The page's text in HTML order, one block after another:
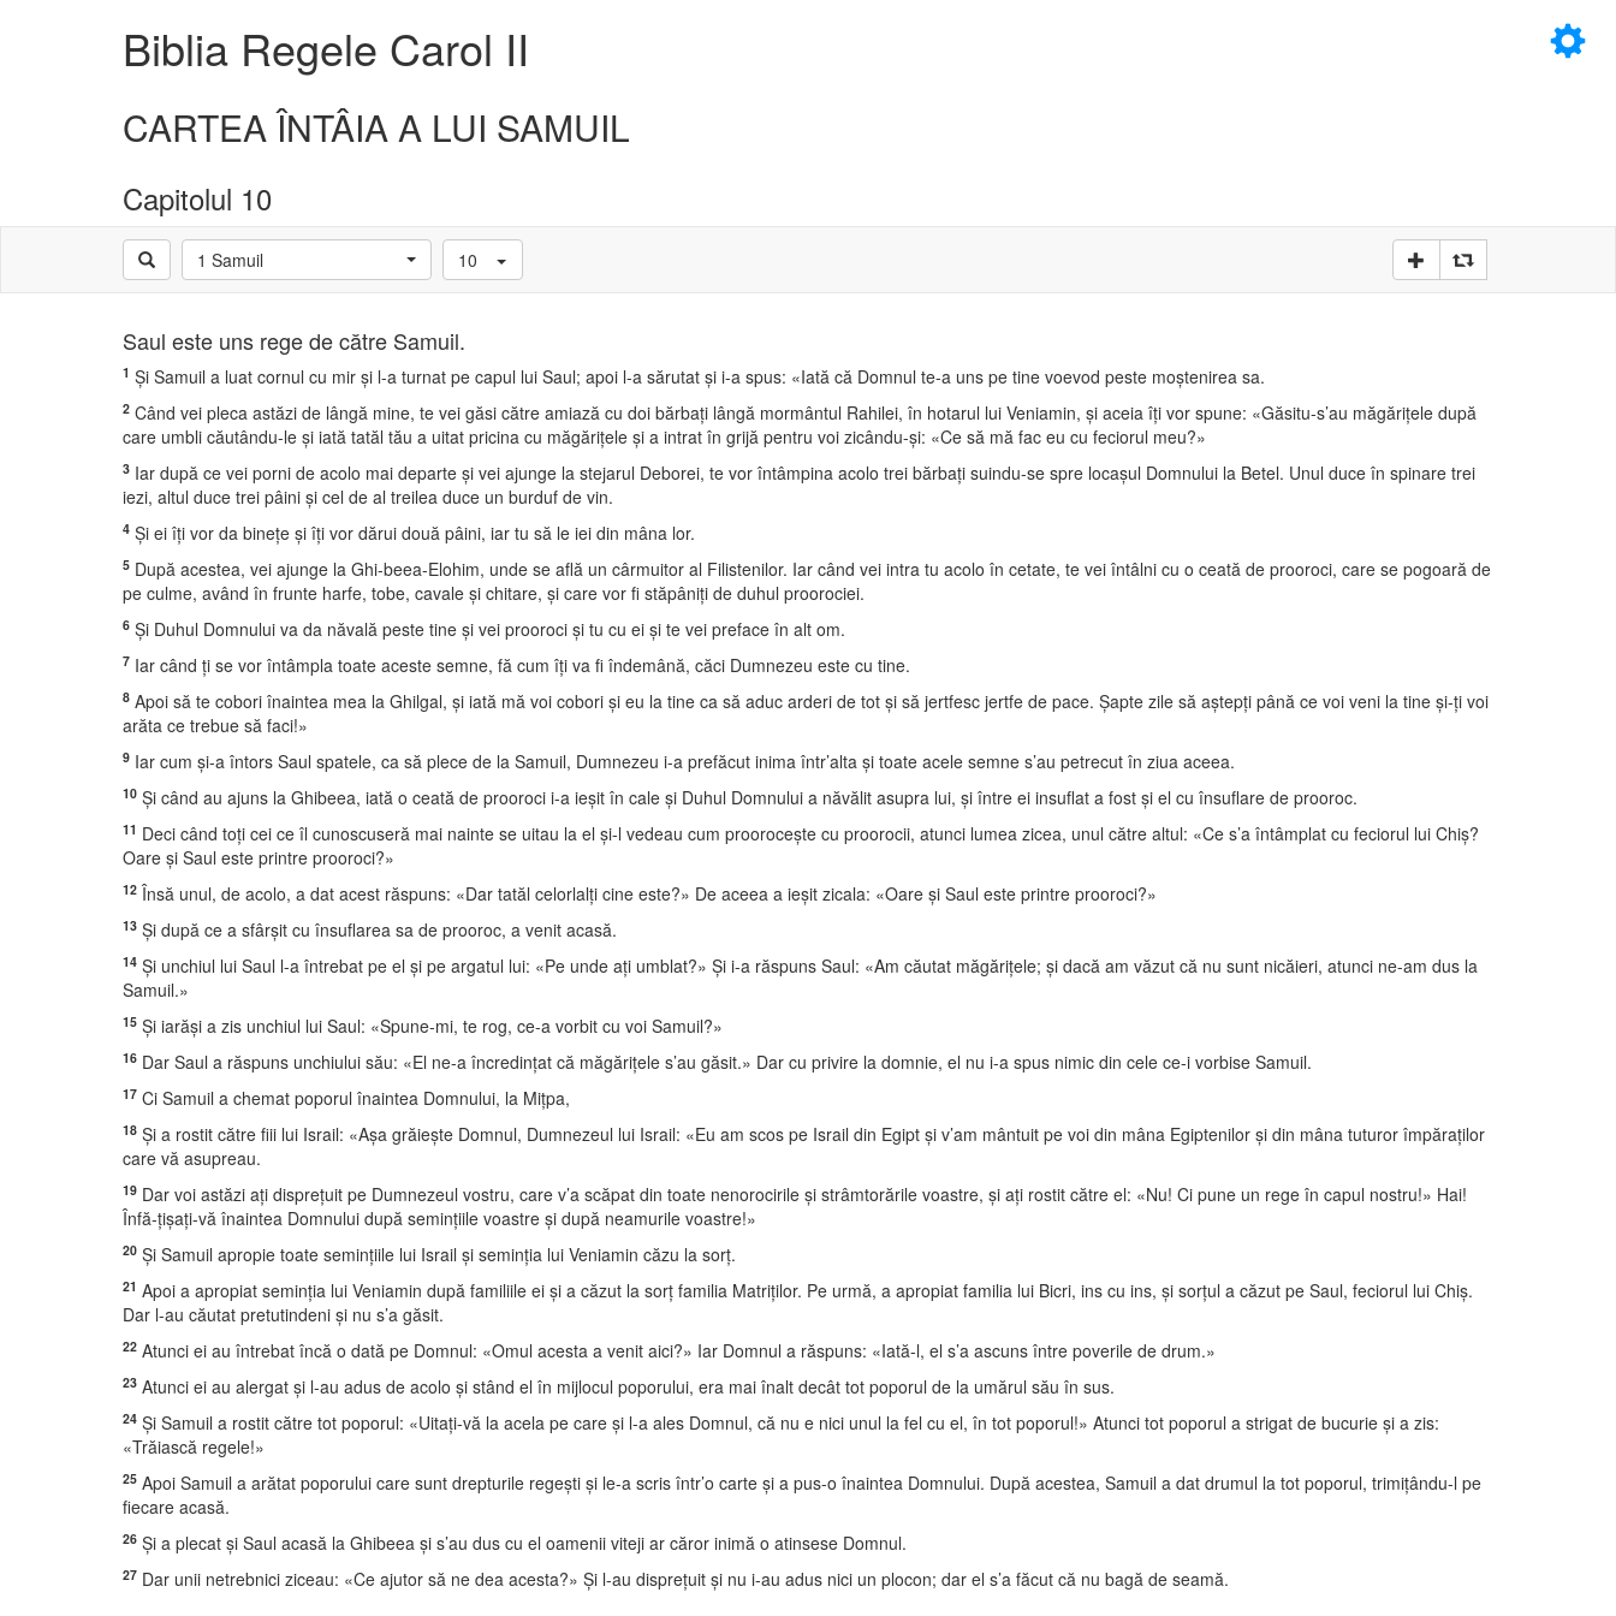
×
Biblia Regele Carol II
CARTEA ÎNTÂIA A LUI SAMUIL
Capitolul 10
1 Samuil 10
Saul este uns rege de către Samuil.
1 Şi Samuil a luat cornul cu mir şi l-a turnat pe capul lui Saul; apoi l-a sărutat şi i-a spus: «Iată că Domnul te-a uns pe tine voevod peste moştenirea sa.
2 Când vei pleca astăzi de lângă mine, te vei găsi către amiază cu doi bărbaţi lângă mormântul Rahilei, în hotarul lui Veniamin, şi aceia îţi vor spune: «Găsitu-s’au măgăriţele după
care umbli căutându-le şi iată tatăl tău a uitat pricina cu măgăriţele şi a intrat în grijă pentru voi zicându-şi: «Ce să mă fac eu cu feciorul meu?»
3 Iar după ce vei porni de acolo mai departe şi vei ajunge la stejarul Deborei, te vor întâmpina acolo trei bărbaţi suindu-se spre locaşul Domnului la Betel. Unul duce în spinare trei
iezi, altul duce trei pâini şi cel de al treilea duce un burduf de vin.
4 Şi ei îţi vor da bineţe şi îţi vor dărui două pâini, iar tu să le iei din mâna lor.
5 După acestea, vei ajunge la Ghi-beea-Elohim, unde se află un cârmuitor al Filistenilor. Iar când vei intra tu acolo în cetate, te vei întâlni cu o ceată de prooroci, care se pogoară de
pe culme, având în frunte harfe, tobe, cavale şi chitare, şi care vor fi stăpâniţi de duhul proorociei.
6 Şi Duhul Domnului va da năvală peste tine şi vei prooroci şi tu cu ei şi te vei preface în alt om.
7 Iar când ţi se vor întâmpla toate aceste semne, fă cum îţi va fi îndemână, căci Dumnezeu este cu tine.
8 Apoi să te cobori înaintea mea la Ghilgal, şi iată mă voi cobori şi eu la tine ca să aduc arderi de tot şi să jertfesc jertfe de pace. Şapte zile să aştepţi până ce voi veni la tine şi-ţi voi
arăta ce trebue să faci!»
9 Iar cum şi-a întors Saul spatele, ca să plece de la Samuil, Dumnezeu i-a prefăcut inima într’alta şi toate acele semne s’au petrecut în ziua aceea.
10 Şi când au ajuns la Ghibeea, iată o ceată de prooroci i-a ieşit în cale şi Duhul Domnului a năvălit asupra lui, şi între ei insuflat a fost şi el cu însuflare de prooroc.
11 Deci când toţi cei ce îl cunoscuseră mai nainte se uitau la el şi-l vedeau cum prooroceşte cu proorocii, atunci lumea zicea, unul către altul: «Ce s’a întâmplat cu feciorul lui Chiş?
Oare şi Saul este printre prooroci?»
12 Însă unul, de acolo, a dat acest răspuns: «Dar tatăl celorlalţi cine este?» De aceea a ieşit zicala: «Oare şi Saul este printre prooroci?»
13 Şi după ce a sfârşit cu însuflarea sa de prooroc, a venit acasă.
14 Şi unchiul lui Saul l-a întrebat pe el şi pe argatul lui: «Pe unde aţi umblat?» Şi i-a răspuns Saul: «Am căutat măgăriţele; şi dacă am văzut că nu sunt nicăieri, atunci ne-am dus la
Samuil.»
15 Şi iarăşi a zis unchiul lui Saul: «Spune-mi, te rog, ce-a vorbit cu voi Samuil?»
16 Dar Saul a răspuns unchiului său: «El ne-a încredinţat că măgăriţele s’au găsit.» Dar cu privire la domnie, el nu i-a spus nimic din cele ce-i vorbise Samuil.
17 Ci Samuil a chemat poporul înaintea Domnului, la Miţpa,
18 Şi a rostit către fiii lui Israil: «Aşa grăieşte Domnul, Dumnezeul lui Israil: «Eu am scos pe Israil din Egipt şi v’am mântuit pe voi din mâna Egiptenilor şi din mâna tuturor împăraţilor
care vă asupreau.
19 Dar voi astăzi aţi dispreţuit pe Dumnezeul vostru, care v’a scăpat din toate nenorocirile şi strâmtorările voastre, şi aţi rostit către el: «Nu! Ci pune un rege în capul nostru!» Hai!
Înfă-ţişaţi-vă înaintea Domnului după seminţiile voastre şi după neamurile voastre!»
20 Şi Samuil apropie toate seminţiile lui Israil şi seminţia lui Veniamin căzu la sorţ.
21 Apoi a apropiat seminţia lui Veniamin după familiile ei şi a căzut la sorţ familia Matriţilor. Pe urmă, a apropiat familia lui Bicri, ins cu ins, şi sorţul a căzut pe Saul, feciorul lui Chiş.
Dar l-au căutat pretutindeni şi nu s’a găsit.
22 Atunci ei au întrebat încă o dată pe Domnul: «Omul acesta a venit aici?» Iar Domnul a răspuns: «Iată-l, el s’a ascuns între poverile de drum.»
23 Atunci ei au alergat şi l-au adus de acolo şi stând el în mijlocul poporului, era mai înalt decât tot poporul de la umărul său în sus.
24 Şi Samuil a rostit către tot poporul: «Uitaţi-vă la acela pe care şi l-a ales Domnul, că nu e nici unul la fel cu el, în tot poporul!» Atunci tot poporul a strigat de bucurie şi a zis:
«Trăiască regele!»
25 Apoi Samuil a arătat poporului care sunt drepturile regeşti şi le-a scris într’o carte şi a pus-o înaintea Domnului. După acestea, Samuil a dat drumul la tot poporul, trimiţându-l pe
fiecare acasă.
26 Şi a plecat şi Saul acasă la Ghibeea şi s’au dus cu el oamenii viteji ar căror inimă o atinsese Domnul.
27 Dar unii netrebnici ziceau: «Ce ajutor să ne dea acesta?» Şi l-au dispreţuit şi nu i-au adus nici un plocon; dar el s’a făcut că nu bagă de seamă.